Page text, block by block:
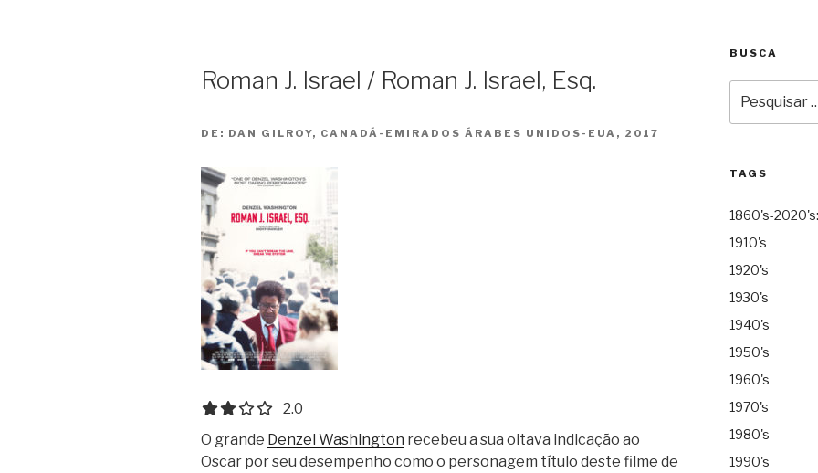
Roman J. Israel / Roman J. Israel, Esq.
DE: DAN GILROY, CANADÁ-EMIRADOS ÁRABES UNIDOS-EUA, 2017
2.0 out of 5.0 stars
2.0
O grande Denzel Washington recebeu a sua oitava indicação ao
Oscar por seu desempenho como o personagem título deste filme de
BUSCA
por:
TAGS
1860's-
1910's
1920's
1930's
1940's
1950's
1960's
1970's
1980's
1990's